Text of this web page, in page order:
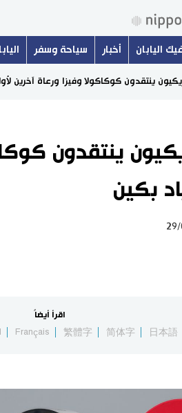
اليابان أخبار سياحة وسفر
ينتقدون كوكاكولا وفيزا ورعاة آخرين
ينتقدون
بكين
29/
اقرأ أيضاً
日本語
简体字
繁體字
Français